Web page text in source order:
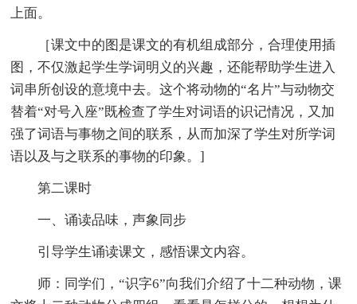
上面。
［课文中的图是课文的有机组成部分，合理使用插
图，不仅激起学生学词明义的兴趣，还能帮助学生进入
词串所创设的意境中去。这个将动物的“名片”与动物交
替着“对号入座”既检查了学生对词语的识记情况，又加
强了词语与事物之间的联系，从而加深了学生对所学词
语以及与之联系的事物的印象。]
第二课时
一、诵读品味，声象同步
引导学生诵读课文，感悟课文内容。
师：同学们，“识字6”向我们介绍了十二种动物，课